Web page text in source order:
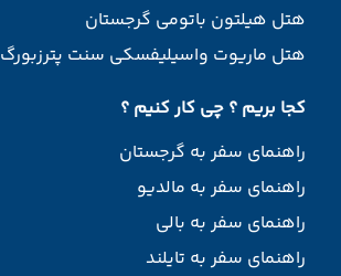
هتل هیلتون باتومی گرجستان
هتل ماریوت واسیلیفسکی سنت پترزبورگ
کجا بریم ؟ چی کار کنیم ؟
راهنمای سفر به گرجستان
راهنمای سفر به مالدیو
راهنمای سفر به بالی
راهنمای سفر به تایلند